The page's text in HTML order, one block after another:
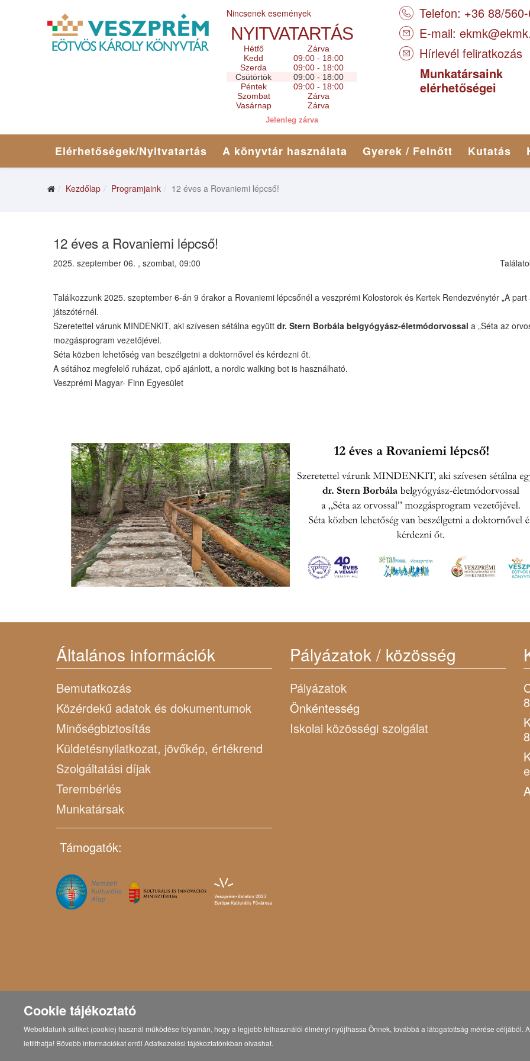
Nincsenek események
NYITVATARTÁS
Hétfő
Zárva
Kedd
09:00 - 18:00
Szerda
09:00 - 18:00
Csütörtök
09:00 - 18:00
Péntek
09:00 - 18:00
Szombat
Zárva
Vasárnap
Zárva
Jelenleg zárva
Telefon: +36 88/
E-mail:
Hírlevél feliratkozás
Munkatársaink
elérhetőségei
Elérhetőségek/Nyitvatartás A könyvtár használata Gyerek / Felnőtt Kutatás
Kezdőlap Programjaink 12 éves a Rovaniemi lépcső!
12 éves a Rovaniemi lépcső!
2025. szeptember 06. , szombat, 09:00
Találkozzunk 2025. szeptember 6-án 9 órakor a Rovaniemi lépcsőnél a veszprémi Kolostorok és Kertek Rendezvénytér „A part
játszótérnél.
Szeretettel várunk MINDENKIT, aki szívesen sétálna együtt dr. Stern Borbála belgyógyász-életmódorvossal a „Séta az
mozgásprogram vezetőjével.
Séta közben lehetőség van beszélgetni a doktornővel és kérdezni őt.
A sétához megfelelő ruházat, cipő ajánlott, a nordic walking bot is használható.
Veszprémi Magyar- Finn Egyesület
Általános információk
Bemutatkozás
Közérdekű adatok és dokumentumok
Minőségbiztosítás
Küldetésnyilatkozat, jövőkép, értékrend
Szolgáltatási díjak
Terembérlés
Munkatársak
Támogatók:
Pályázatok / közösség
Pályázatok
Önkéntesség
Iskolai közösségi szolgálat
Cookie tájékoztató
Weboldalunk sütiket (cookie) használ működése folyamán, hogy a legjobb felhasználói élményt nyújthassa Önnek, továbbá a látogatottság mérése céljából.
letilthatja! Bővebb információkat erről Adatkezelési tájékoztatónkban olvashat.